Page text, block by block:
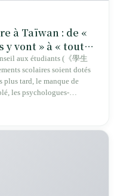
à Taïwan : de «
y vont » à « tout
il n'y en a pas
aux étudiants (《學生
scolaires soient dotés
plus tard, le manque de
les psychologues-
un suivi continu, et